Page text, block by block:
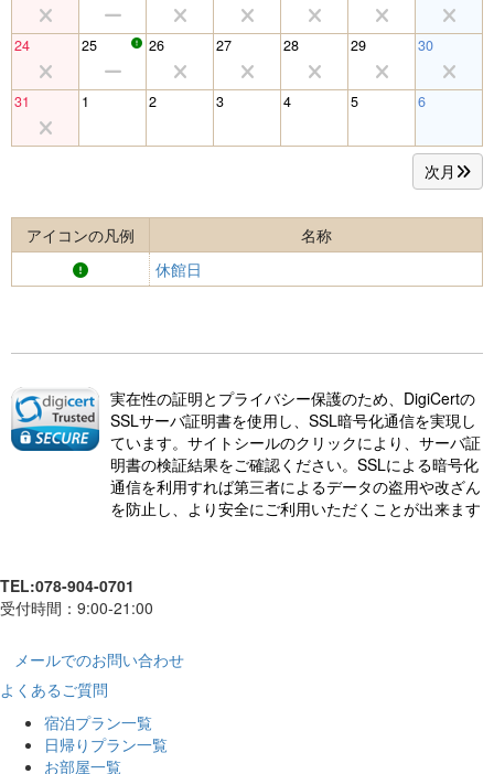
24 25 26 27 28 29 30
31 1 2 3 4 5 6
次月
アイコンの凡例
名称
休館日
実在性の証明とプライバシー保護のため、DigiCertの
SSLサーバ証明書を使用し、SSL暗号化通信を実現し
ています。サイトシールのクリックにより、サーバ証
明書の検証結果をご確認ください。SSLによる暗号化
通信を利用すれば第三者によるデータの盗用や改ざん
を防止し、より安全にご利用いただくことが出来ます
TEL:078-904-0701
受付時間： 9:00-21:00
メールでのお問い合わせ
よくあるご質問
宿泊プラン一覧
日帰りプラン一覧
お部屋一覧